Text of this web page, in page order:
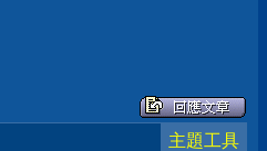
主題工具